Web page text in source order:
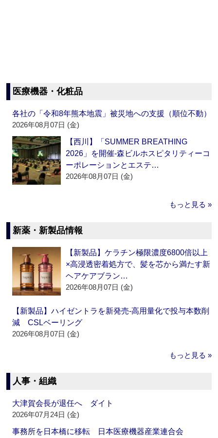
医療機器・化粧品
各社の「令和8年熊本地震」被災地への支援（順位不動）
2026年08月07日 (金)
【西川】「SUMMER BREATHING
2026」を開催‐森ビルホスピタリティーコ
ーポレーションとエステ…
2026年08月07日 (金)
もっと見る »
新薬・新製品情報
【新製品】ケラチン極限濃度6800倍以上
×高浸透密着処方で、髪を芯から満たす新
ヘアケアブラン…
2026年08月07日 (金)
【新製品】ハイゼントラを新発売‐高用量化で投与本数削
減 CSLベーリング
2026年08月07日 (金)
もっと見る »
人事・組織
大津賀会長が退任へ ダイト
2026年07月24日 (金)
事務所を日本橋に移転 日本医療機器産業連合会